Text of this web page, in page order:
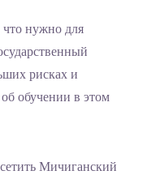
нужно для
рисках и
обучении в этом
Мичиганский